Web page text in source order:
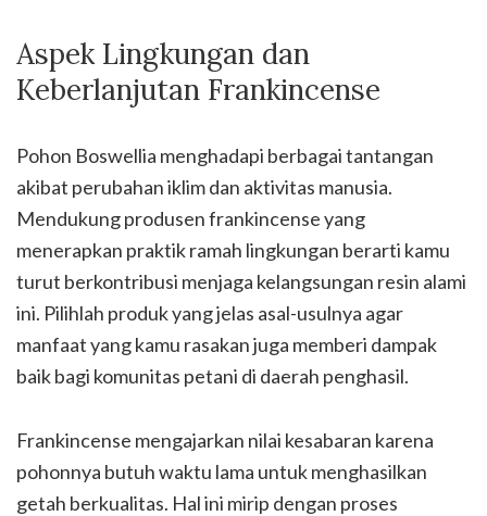
Aspek Lingkungan dan
Keberlanjutan Frankincense
Pohon Boswellia menghadapi berbagai tantangan
akibat perubahan iklim dan aktivitas manusia.
Mendukung produsen frankincense yang
menerapkan praktik ramah lingkungan berarti kamu
turut berkontribusi menjaga kelangsungan resin alami
ini. Pilihlah produk yang jelas asal-usulnya agar
manfaat yang kamu rasakan juga memberi dampak
baik bagi komunitas petani di daerah penghasil.
Frankincense mengajarkan nilai kesabaran karena
pohonnya butuh waktu lama untuk menghasilkan
getah berkualitas. Hal ini mirip dengan proses